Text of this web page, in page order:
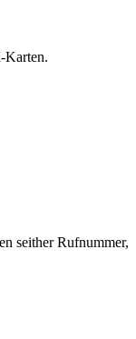
Karten.
seither Rufnummer,